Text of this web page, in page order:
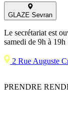
GLAZE Sevran
Le secrétariat est
samedi de 9h à 19h
2 Rue Auguste
PRENDRE